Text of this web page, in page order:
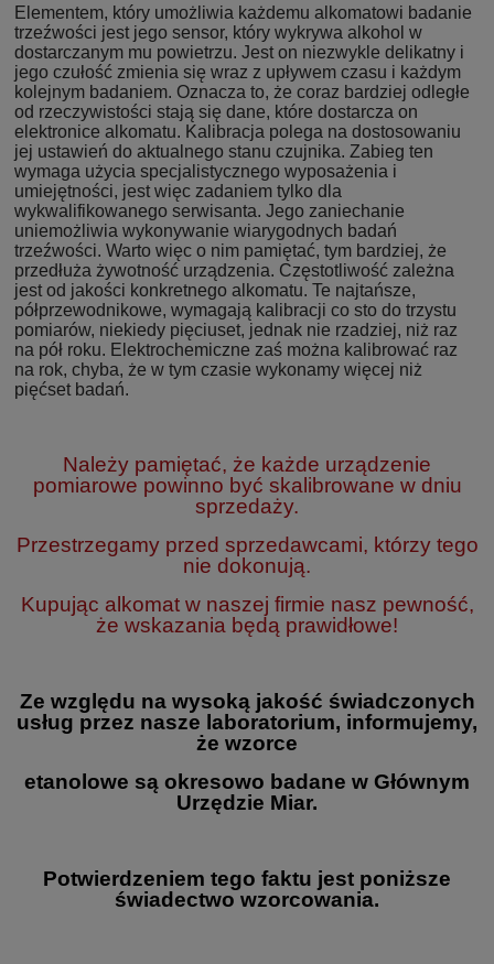
Elementem, który umożliwia każdemu alkomatowi badanie
trzeźwości jest jego sensor, który wykrywa alkohol w
dostarczanym mu powietrzu. Jest on niezwykle delikatny i
jego czułość zmienia się wraz z upływem czasu i każdym
kolejnym badaniem. Oznacza to, że coraz bardziej odległe
od rzeczywistości stają się dane, które dostarcza on
elektronice alkomatu. Kalibracja polega na dostosowaniu
jej ustawień do aktualnego stanu czujnika. Zabieg ten
wymaga użycia specjalistycznego wyposażenia i
umiejętności, jest więc zadaniem tylko dla
wykwalifikowanego serwisanta. Jego zaniechanie
uniemożliwia wykonywanie wiarygodnych badań
trzeźwości. Warto więc o nim pamiętać, tym bardziej, że
przedłuża żywotność urządzenia. Częstotliwość zależna
jest od jakości konkretnego alkomatu. Te najtańsze,
półprzewodnikowe, wymagają kalibracji co sto do trzystu
pomiarów, niekiedy pięciuset, jednak nie rzadziej, niż raz
na pół roku. Elektrochemiczne zaś można kalibrować raz
na rok, chyba, że w tym czasie wykonamy więcej niż
pięćset badań.
Należy pamiętać, że każde urządzenie
pomiarowe powinno być skalibrowane w dniu
sprzedaży.
Przestrzegamy przed sprzedawcami, którzy tego
nie dokonują.
Kupując alkomat w naszej firmie nasz pewność,
że wskazania będą prawidłowe!
Ze względu na wysoką jakość świadczonych
usług przez nasze laboratorium, informujemy,
że wzorce
etanolowe są okresowo badane w Głównym
Urzędzie Miar.
Potwierdzeniem tego faktu jest poniższe
świadectwo wzorcowania.